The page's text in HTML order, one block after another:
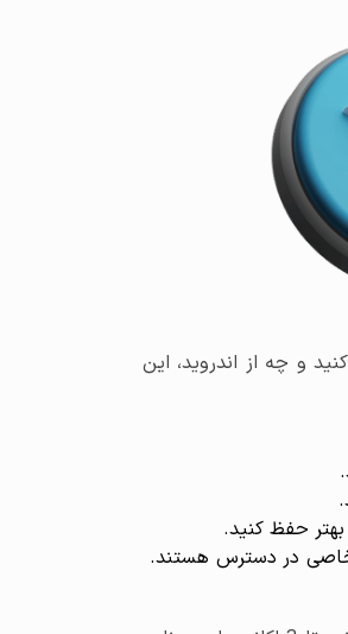
و چه از اندروید، این
حفظ کنید.
خاصی در دسترس هستند.